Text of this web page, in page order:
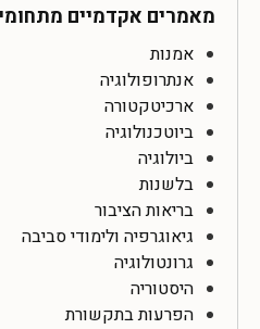
מאמרים אקדמיים
אמנות
אנתרופולוגיה
ארכיטקטורה
ביוטכנולוגיה
ביולוגיה
בלשנות
בריאות הציבור
גיאוגרפיה ולימודי סביבה
גרונטולוגיה
היסטוריה
הפרעות בתקשורת